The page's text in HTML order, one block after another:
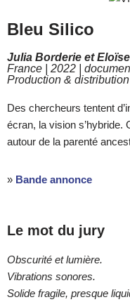
Bleu Silico
Julia Borderie et
France | 2022 |
Production &
Des chercheurs tentent
écran, la vision s’hybride.
autour de la parenté
» Bande annonce
Le mot du jury
Obscurité et lumière.
Vibrations sonores.
Solide fragile, presque